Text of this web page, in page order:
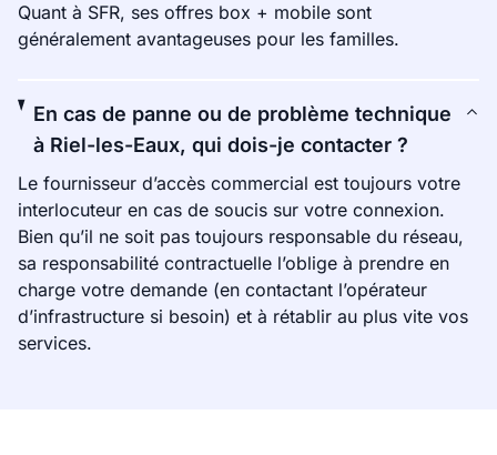
Quant à SFR, ses offres box + mobile sont
généralement avantageuses pour les familles.
En cas de panne ou de problème technique
à Riel-les-Eaux, qui dois-je contacter ?
Le fournisseur d’accès commercial est toujours votre
interlocuteur en cas de soucis sur votre connexion.
Bien qu’il ne soit pas toujours responsable du réseau,
sa responsabilité contractuelle l’oblige à prendre en
charge votre demande (en contactant l’opérateur
d’infrastructure si besoin) et à rétablir au plus vite vos
services.